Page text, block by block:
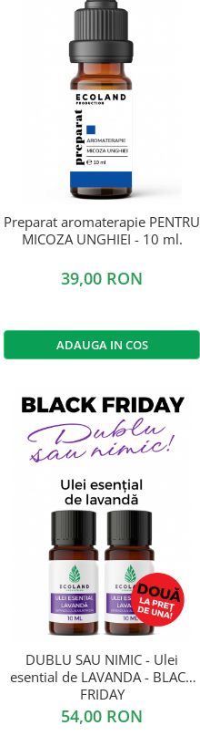
Preparat aromaterapie PENTRU
MICOZA UNGHIEI - 10 ml.
39,00 RON
ADAUGA IN COS
DUBLU SAU NIMIC - Ulei
esential de LAVANDA - BLACK
FRIDAY
54,00 RON